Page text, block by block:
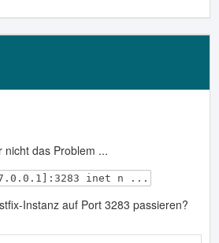
nicht das Problem ...
inet n ...
Instanz auf Port 3283 passieren?